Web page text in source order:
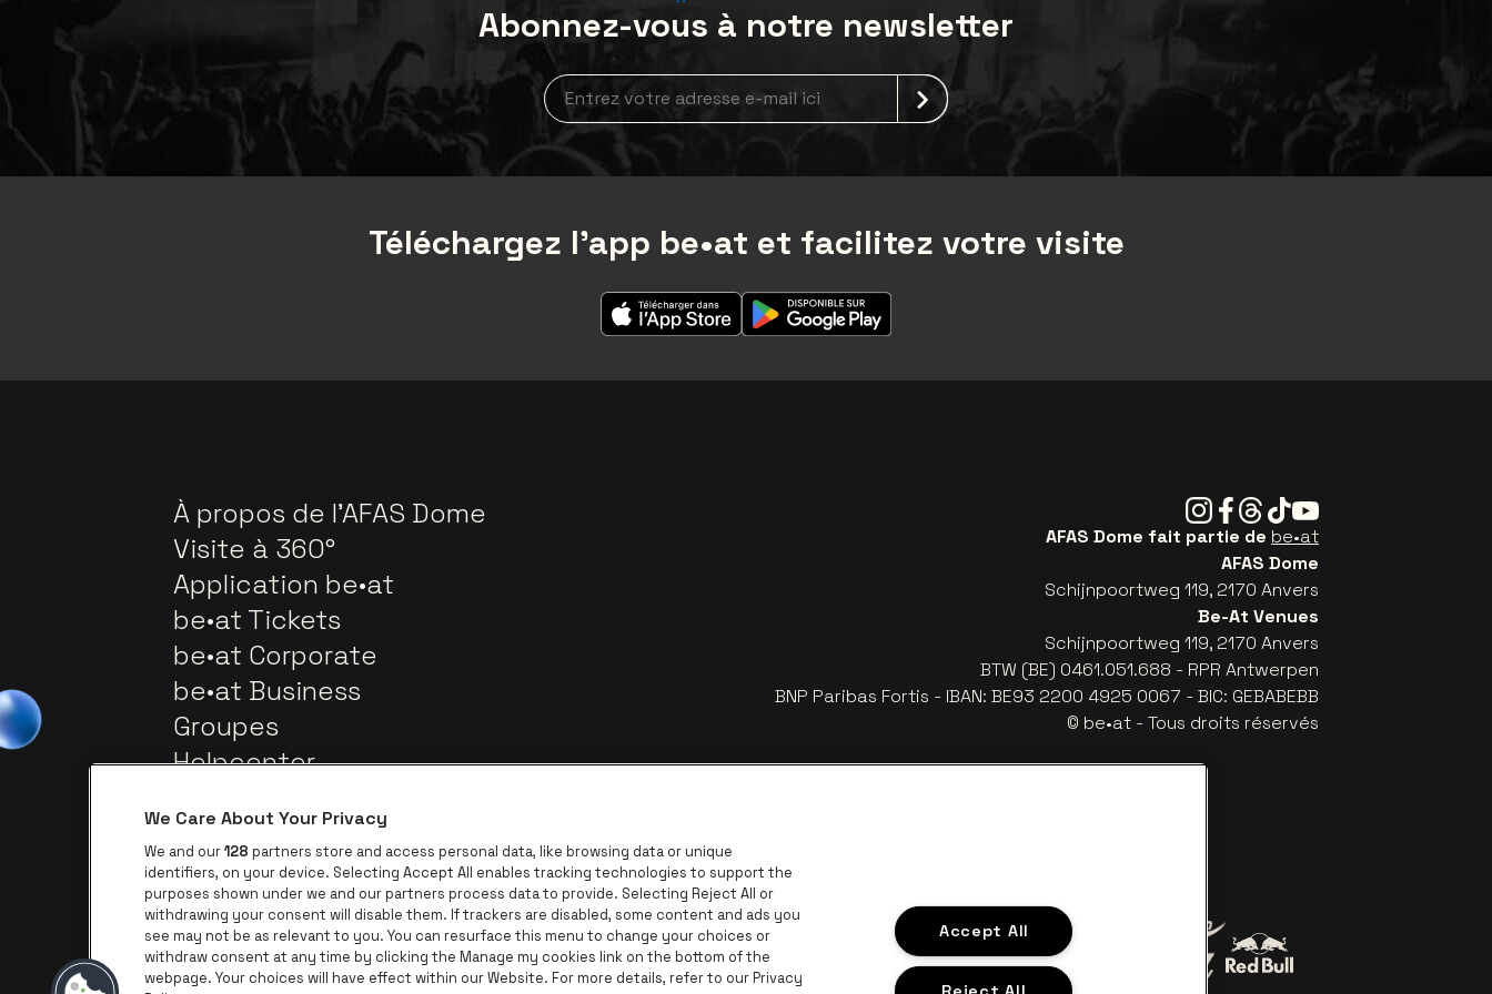
Abonnez-vous à notre newsletter
Inscription à la newsletter
Téléchargez l'app be•at et facilitez votre visite
À propos de l'AFAS Dome
Visite à 360°
Application be•at
be•at Tickets
be•at Corporate
be•at Business
Groupes
Helpcenter
Instagram
Facebook
Threads
TiktokYoutube
AFAS Dome fait partie de be•at
AFAS Dome
Schijnpoortweg 119, 2170 Anvers
Be-At Venues
Schijnpoortweg 119, 2170 Anvers
BTW (BE) 0461.051.688 - RPR Antwerpen
BNP Paribas Fortis - IBAN: BE93 2200 4925 0067 - BIC: GEBABEBB
© be•at - Tous droits réservés
Visitez le site de Europcar
We Care About Your Privacy
We and our128 partners store and access personal data, like browsing data or unique
identifiers, on your device. Selecting Accept All enables tracking technologies to support the
purposes shown under we and our partners process data to provide. Selecting Reject All or
withdrawing your consent will disable them. If trackers are disabled, some content and ads you
see may not be as relevant to you. You can resurface this menu to change your choices or
withdraw consent at any time by clicking the Manage my cookies link on the bottom of the
webpage. Your choices will have effect within our Website. For more details, refer to our Privacy
Accept All